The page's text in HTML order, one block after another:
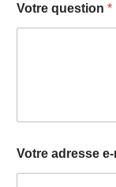
V
o
e
Votre question *
Votre adresse e-